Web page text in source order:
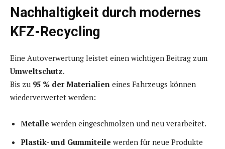
Nachhaltigkeit durch modernes
KFZ-Recycling
Eine Autoverwertung leistet einen wichtigen Beitrag zum
Umweltschutz.
Bis zu 95 % der Materialien eines Fahrzeugs können
wiederverwertet werden:
Metalle werden eingeschmolzen und neu verarbeitet.
Plastik- und Gummiteile werden für neue Produkte